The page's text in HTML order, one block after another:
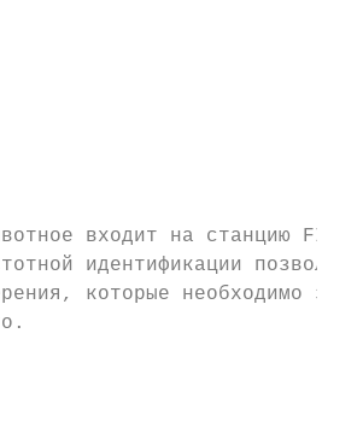
входит на станцию
идентификации
которые необходимо